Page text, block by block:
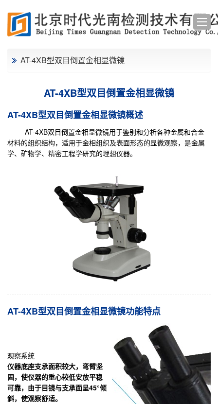
AT-4XB型双目倒置金相显微镜
AT-4XB型双目倒置金相显微镜
AT-4XB型双目倒置金相显微镜概述
AT-4XB双目倒置金相显微镜用于鉴别和分析各种金属和合金
材料的组织结构，适用于金相组织及表面形态的显微观察，是金属
学、矿物学、精密工程学研究的理想仪器。
AT-4XB型双目倒置金相显微镜功能特点
观察系统
仪器底座支承面积较大，弯臂坚
固，使仪器的重心较低安放平稳
可靠，由于目镜与支承面呈45°倾
斜，使观察舒适。